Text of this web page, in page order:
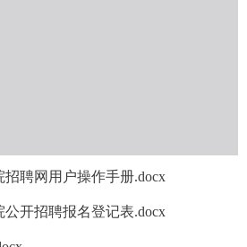
聘网用户操作手册.docx
开招聘报名登记表.docx